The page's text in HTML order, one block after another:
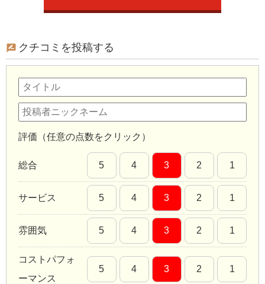
クチコミを投稿する
評価（任意の点数をクリック）
総合 5 4 3 2 1
サービス 5 4 3 2 1
雰囲気 5 4 3 2 1
コストパフォ
ーマンス
5 4 3 2 1